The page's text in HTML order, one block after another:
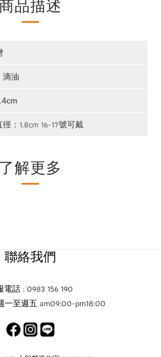
品描述
滴油
徑：1.8cm 16-17號可戴
了解更多
聯絡我們
電話 : 0983 156 190
至週五 am09:00-pm18:00